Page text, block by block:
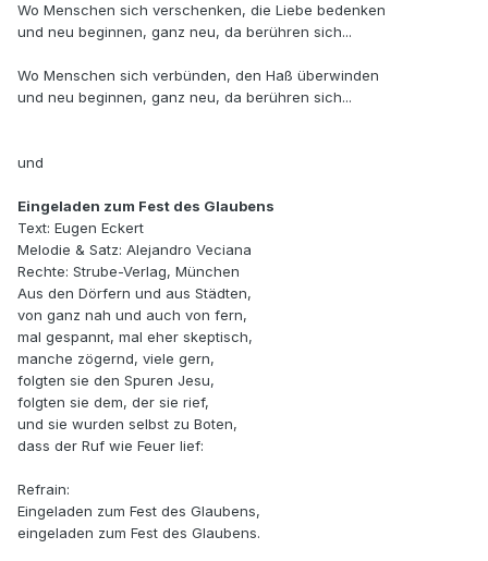
Wo Menschen sich verschenken, die Liebe bedenken
und neu beginnen, ganz neu, da berühren sich...
Wo Menschen sich verbünden, den Haß überwinden
und neu beginnen, ganz neu, da berühren sich...
und
Eingeladen zum Fest des Glaubens
Text: Eugen Eckert
Melodie & Satz: Alejandro Veciana
Rechte: Strube-Verlag, München
Aus den Dörfern und aus Städten,
von ganz nah und auch von fern,
mal gespannt, mal eher skeptisch,
manche zögernd, viele gern,
folgten sie den Spuren Jesu,
folgten sie dem, der sie rief,
und sie wurden selbst zu Boten,
dass der Ruf wie Feuer lief:
Refrain:
Eingeladen zum Fest des Glaubens,
eingeladen zum Fest des Glaubens.